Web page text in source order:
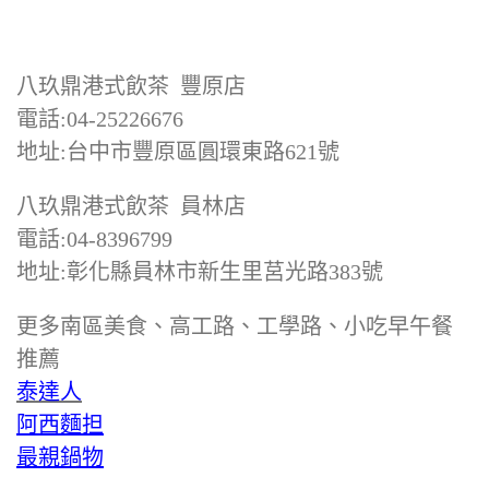
八玖鼎港式飲茶 豐原店
電話:04-25226676
地址:台中市豐原區圓環東路621號
八玖鼎港式飲茶 員林店
電話:04-8396799
地址:彰化縣員林市新生里莒光路383號
更多南區美食、高工路、工學路、小吃早午餐
推薦
泰達人
阿西麵担
最親鍋物